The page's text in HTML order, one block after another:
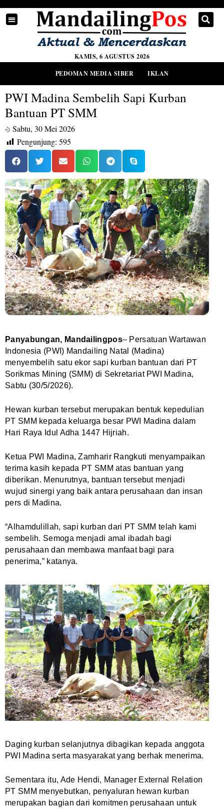
KAMIS, 6 AGUSTUS 2026
PEDOMAN MEDIA SIBER
IKLAN
PWI Madina Sembelih Sapi Kurban
Bantuan PT SMM
Sabtu, 30 Mei 2026
Pengunjung: 595
Panyabungan, Mandailingpos– Persatuan Wartawan
Indonesia (PWI) Mandailing Natal (Madina)
menyembelih satu ekor sapi kurban bantuan dari PT
Sorikmas Mining (SMM) di Sekretariat PWI Madina,
Sabtu (30/5/2026).
Hewan kurban tersebut merupakan bentuk kepedulian
PT SMM kepada keluarga besar PWI Madina dalam
Hari Raya Idul Adha 1447 Hijriah.
Ketua PWI Madina, Zamharir Rangkuti menyampaikan
terima kasih kepada PT SMM atas bantuan yang
diberikan. Menurutnya, bantuan tersebut menjadi
wujud sinergi yang baik antara perusahaan dan insan
pers di Madina.
“Alhamdulillah, sapi kurban dari PT SMM telah kami
sembelih. Semoga menjadi amal ibadah bagi
perusahaan dan membawa manfaat bagi para
penerima,” katanya.
Daging kurban selanjutnya dibagikan kepada anggota
PWI Madina serta masyarakat yang berhak menerima.
Sementara itu, Ade Hendi, Manager External Relation
PT SMM menyebutkan, penyaluran hewan kurban
merupakan bagian dari komitmen perusahaan untuk